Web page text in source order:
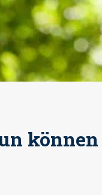
können